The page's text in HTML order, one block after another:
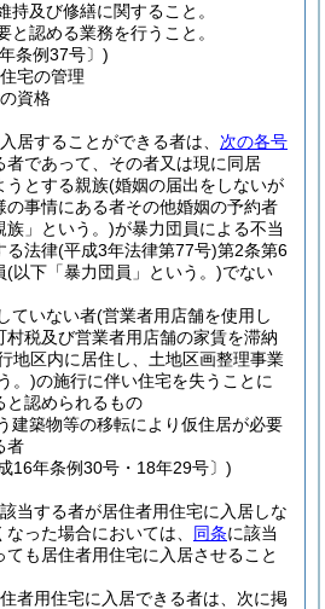
持及び修繕に関すること。
と認める業務を行うこと。
条例37号〕)
宅の管理
資格
居することができる者は、 次の各号
者であって、その者又は現に同居
うとする親族(婚姻の届出をしないが
の事情にある者その他婚姻の予約者
族」という。)が暴力団員による不当
る法律(平成3年法律第77号)第2条第6
(以下「暴力団員」という。)でない
ていない者(営業者用店舗を使用し
村税及び営業者用店舗の家賃を滞納
地区内に居住し、土地区画整理事業
。)の施行に伴い住宅を失うことに
と認められるもの
建築物等の移転により仮住居が必要
者
16年条例30号・18年29号〕)
当する者が居住者用住宅に入居しな
った場合においては、 同条に該当
も居住者用住宅に入居させること
者用住宅に入居できる者は、次に掲